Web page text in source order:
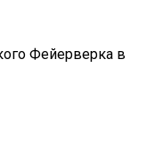
Фейерверка в